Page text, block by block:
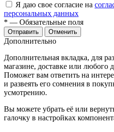
Я даю свое согласие на
персональных данных
* — Обязательные поля
Отменить
Дополнительно
Дополнительная вкладка, для
магазине, доставке или любого
Поможет вам ответить на
и развеять его сомнения в
усмотрению.
Вы можете убрать её или
галочку в настройках